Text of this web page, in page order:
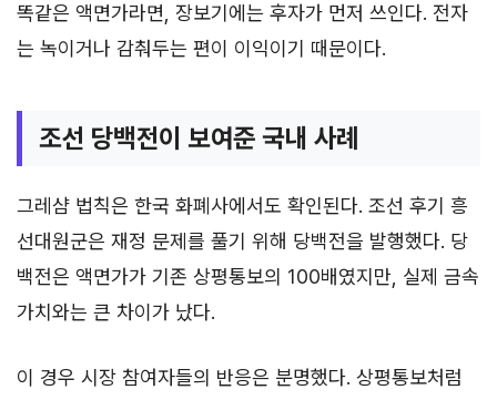
똑같은 액면가라면, 장보기에는 후자가 먼저 쓰인다. 전자
는 녹이거나 감춰두는 편이 이익이기 때문이다.
조선 당백전이 보여준 국내 사례
그레샴 법칙은 한국 화폐사에서도 확인된다. 조선 후기 흥
선대원군은 재정 문제를 풀기 위해 당백전을 발행했다. 당
백전은 액면가가 기존 상평통보의 100배였지만, 실제 금속
가치와는 큰 차이가 났다.
이 경우 시장 참여자들의 반응은 분명했다. 상평통보처럼